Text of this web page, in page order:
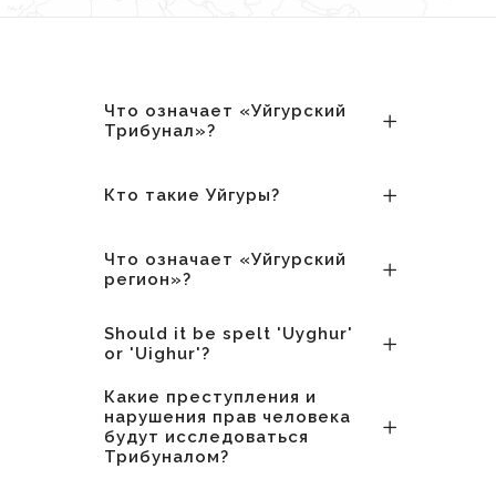
Что означает «Уйгурский
Трибунал»?
Кто такие Уйгуры?
Что означает «Уйгурский
регион»?
Should it be spelt 'Uyghur'
or 'Uighur'?
Какие преступления и
нарушения прав человека
будут исследоваться
Трибуналом?